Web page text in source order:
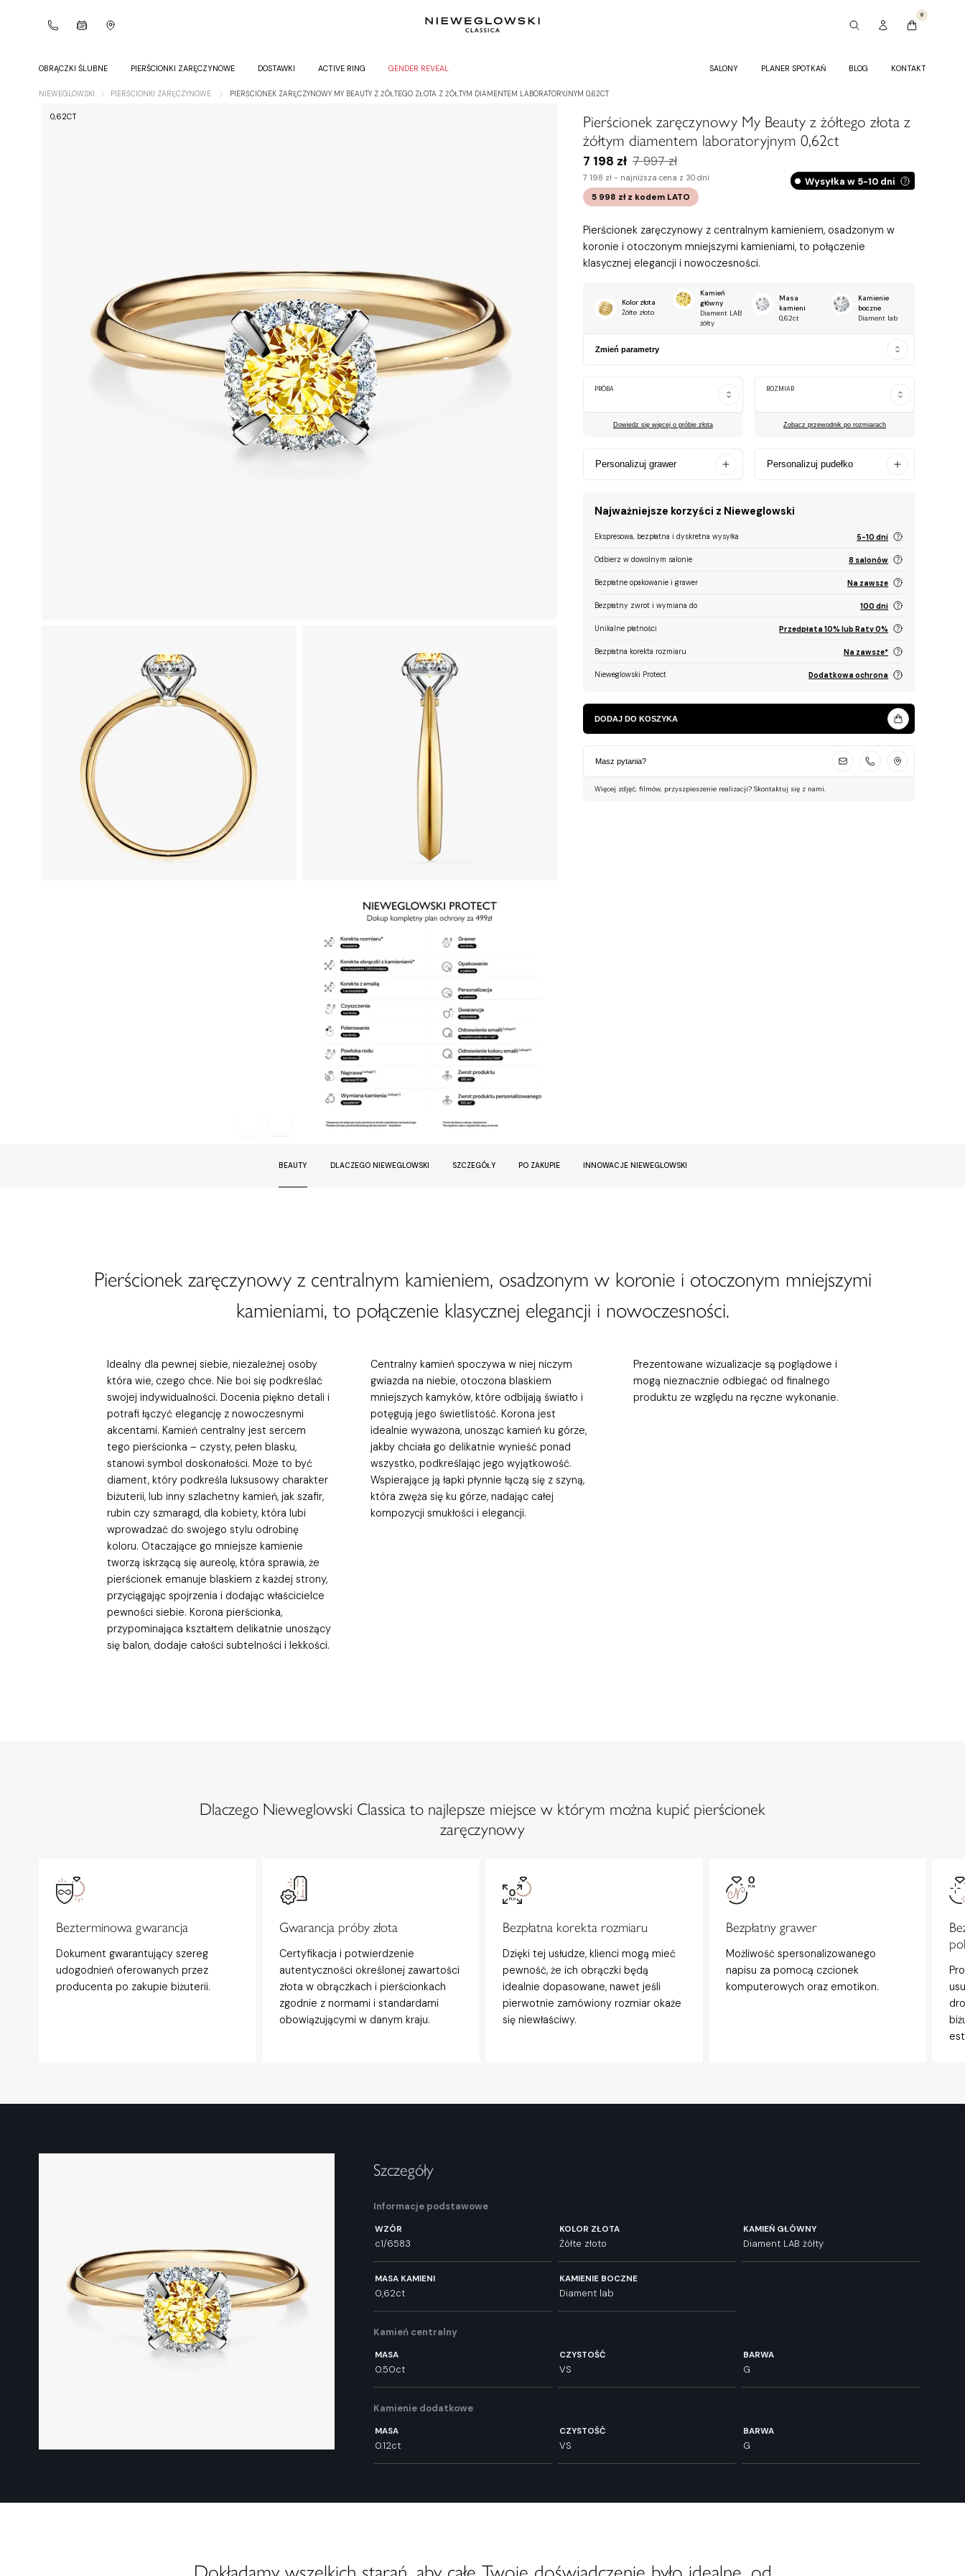
0
OBRĄCZKI ŚLUBNE PIERŚCIONKI ZARĘCZYNOWE DOSTAWKI ACTIVE RING GENDER REVEAL SALONY PLANER SPOTKAŃ BLOG KONTAKT
NIEWEGLOWSKI PIERŚCIONKI ZARĘCZYNOWE PIERŚCIONEK ZARĘCZYNOWY MY BEAUTY Z ŻÓŁTEGO ZŁOTA Z ŻÓŁTYM DIAMENTEM LABORATORYJNYM 0,62CT
0,62CT
Pierścionek zaręczynowy My Beauty z żółtego złota z
żółtym diamentem laboratoryjnym 0,62ct
7 198 zł 7 997 zł
7 198 zł - najniższa cena z 30 dni
5 998 zł z kodemLATO
Wysyłka w 5-10 dni
Pierścionek zaręczynowy z centralnym kamieniem, osadzonym w
koronie i otoczonym mniejszymi kamieniami, to połączenie
klasycznej elegancji i nowoczesności.
Kolor złota
Żółte złoto
Kamień
główny
Diament LAB
żółty
Masa
kamieni
0,62ct
Kamienie
boczne
Diament lab
Zmień parametry
PRÓBA
Dowiedz się więcej o próbie złota
ROZMIAR
Zobacz przewodnik po rozmiarach
Personalizuj grawer Personalizuj pudełko
Najważniejsze korzyści z Nieweglowski
Ekspresowa, bezpłatna i dyskretna wysyłka 5-10 dni
Odbierz w dowolnym salonie 8 salonów
Bezpłatne opakowanie i grawer Na zawsze
Bezpłatny zwrot i wymiana do 100 dni
Unikalne płatności Przedpłata 10% lub Raty 0%
Bezpłatna korekta rozmiaru Na zawsze*
Nieweglowski Protect Dodatkowa ochrona
DODAJ DO KOSZYKA
Masz pytania?
Więcej zdjęć, filmów, przyszpieszenie realizacji? Skontaktuj się z nami.
BEAUTY DLACZEGO NIEWEGLOWSKI SZCZEGÓŁY PO ZAKUPIE INNOWACJE NIEWEGLOWSKI
Pierścionek zaręczynowy z centralnym kamieniem, osadzonym w koronie i otoczonym mniejszymi
kamieniami, to połączenie klasycznej elegancji i nowoczesności.
Idealny dla pewnej siebie, niezależnej osoby
która wie, czego chce. Nie boi się podkreślać
swojej indywidualności. Docenia piękno detali i
potrafi łączyć elegancję z nowoczesnymi
akcentami. Kamień centralny jest sercem
tego pierścionka – czysty, pełen blasku,
stanowi symbol doskonałości. Może to być
diament, który podkreśla luksusowy charakter
biżuterii, lub inny szlachetny kamień, jak szafir,
rubin czy szmaragd, dla kobiety, która lubi
wprowadzać do swojego stylu odrobinę
koloru. Otaczające go mniejsze kamienie
tworzą iskrzącą się aureolę, która sprawia, że
pierścionek emanuje blaskiem z każdej strony,
przyciągając spojrzenia i dodając właścicielce
pewności siebie. Korona pierścionka,
przypominająca kształtem delikatnie unoszący
się balon, dodaje całości subtelności i lekkości.
Centralny kamień spoczywa w niej niczym
gwiazda na niebie, otoczona blaskiem
mniejszych kamyków, które odbijają światło i
potęgują jego świetlistość. Korona jest
idealnie wyważona, unosząc kamień ku górze,
jakby chciała go delikatnie wynieść ponad
wszystko, podkreślając jego wyjątkowość.
Wspierające ją łapki płynnie łączą się z szyną,
która zwęża się ku górze, nadając całej
kompozycji smukłości i elegancji.
Prezentowane wizualizacje są poglądowe i
mogą nieznacznie odbiegać od finalnego
produktu ze względu na ręczne wykonanie.
Dlaczego Nieweglowski Classica to najlepsze miejsce w którym można kupić pierścionek
zaręczynowy
Bezterminowa gwarancja
Dokument gwarantujący szereg
udogodnień oferowanych przez
producenta po zakupie biżuterii.
Gwarancja próby złota
Certyfikacja i potwierdzenie
autentyczności określonej zawartości
złota w obrączkach i pierścionkach
zgodnie z normami i standardami
obowiązującymi w danym kraju.
Bezpłatna korekta rozmiaru
Dzięki tej usłudze, klienci mogą mieć
pewność, że ich obrączki będą
idealnie dopasowane, nawet jeśli
pierwotnie zamówiony rozmiar okaże
się niewłaściwy.
Bezpłatny grawer
Możliwość spersonalizowanego
napisu za pomocą czcionek
komputerowych oraz emotikon.
Szczegóły
Informacje podstawowe
WZÓR
c1/6583
KOLOR ZŁOTA
Żółte złoto
KAMIEŃ GŁÓWNY
Diament LAB żółty
MASA KAMIENI
0,62ct
KAMIENIE BOCZNE
Diament lab
Kamień centralny
MASA
0.50ct
CZYSTOŚĆ
VS
BARWA
G
Kamienie dodatkowe
MASA
0.12ct
CZYSTOŚĆ
VS
BARWA
G